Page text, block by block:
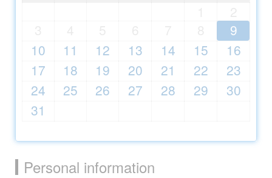
ビジョン
ビデオ
特定商取引法に基づく表記
イベント
9
10
11 12 13 14 15
16
17
18 19 20 21 22
23
24
25 26 27 28 29
30
31
Personal information